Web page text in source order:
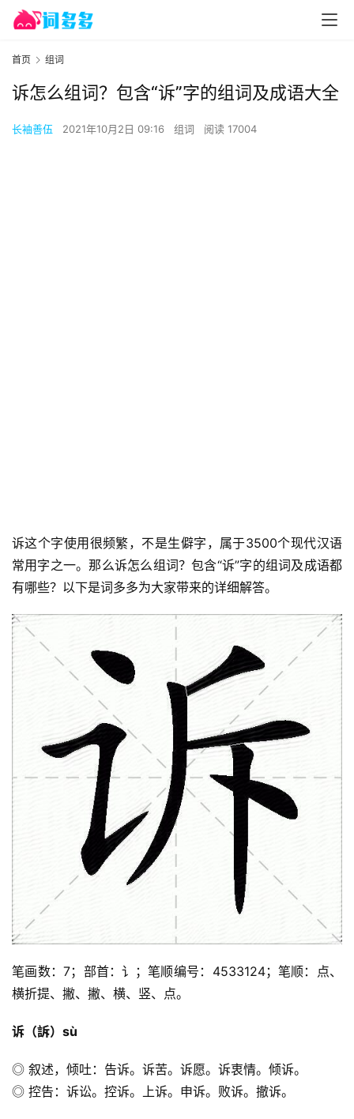
首页 组词
诉怎么组词？包含“诉”字的组词及成语大全
长袖善伍 2021年10月2日 09:16 组词 阅读 17004
诉这个字使用很频繁，不是生僻字，属于3500个现代汉语
常用字之一。那么诉怎么组词？包含“诉”字的组词及成语都
有哪些？以下是词多多为大家带来的详细解答。
笔画数：7；部首：讠；笔顺编号：4533124；笔顺：点、
横折提、撇、撇、横、竖、点。
诉（訴）sù
◎ 叙述，倾吐：告诉。诉苦。诉愿。诉衷情。倾诉。
◎ 控告：诉讼。控诉。上诉。申诉。败诉。撤诉。